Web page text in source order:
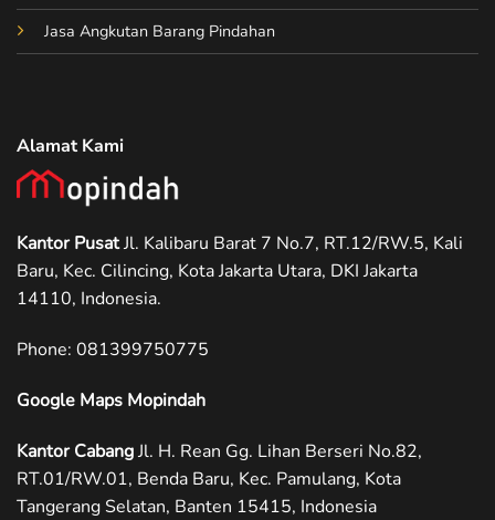
Jasa Angkutan Barang Pindahan
Alamat Kami
Kantor PusatJl. Kalibaru Barat 7 No.7, RT.12/RW.5, Kali
Baru, Kec. Cilincing, Kota Jakarta Utara, DKI Jakarta
14110, Indonesia.
Phone: ‪081399750775
Google Maps Mopindah
Kantor CabangJl. H. Rean Gg. Lihan Berseri No.82,
RT.01/RW.01, Benda Baru, Kec. Pamulang, Kota
Tangerang Selatan, Banten 15415, Indonesia